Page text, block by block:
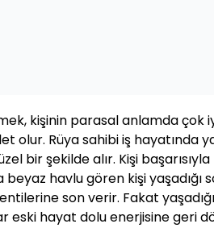
kişinin parasal anlamda çok
olur. Rüya sahibi iş hayatında
bir şekilde alır. Kişi başarısıyla
beyaz havlu gören kişi yaşadığı
son verir. Fakat
eski hayat dolu enerjisine geri